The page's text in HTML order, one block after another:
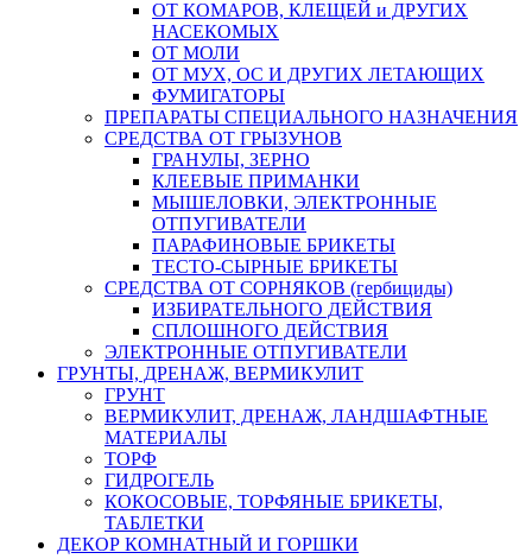
ОТ КОМАРОВ, КЛЕЩЕЙ и ДРУГИХ
НАСЕКОМЫХ
ОТ МОЛИ
ОТ МУХ, ОС И ДРУГИХ ЛЕТАЮЩИХ
ФУМИГАТОРЫ
ПРЕПАРАТЫ СПЕЦИАЛЬНОГО НАЗНАЧЕНИЯ
СРЕДСТВА ОТ ГРЫЗУНОВ
ГРАНУЛЫ, ЗЕРНО
КЛЕЕВЫЕ ПРИМАНКИ
МЫШЕЛОВКИ, ЭЛЕКТРОННЫЕ
ОТПУГИВАТЕЛИ
ПАРАФИНОВЫЕ БРИКЕТЫ
ТЕСТО-СЫРНЫЕ БРИКЕТЫ
СРЕДСТВА ОТ СОРНЯКОВ (гербициды)
ИЗБИРАТЕЛЬНОГО ДЕЙСТВИЯ
СПЛОШНОГО ДЕЙСТВИЯ
ЭЛЕКТРОННЫЕ ОТПУГИВАТЕЛИ
ГРУНТЫ, ДРЕНАЖ, ВЕРМИКУЛИТ
ГРУНТ
ВЕРМИКУЛИТ, ДРЕНАЖ, ЛАНДШАФТНЫЕ
МАТЕРИАЛЫ
ТОРФ
ГИДРОГЕЛЬ
КОКОСОВЫЕ, ТОРФЯНЫЕ БРИКЕТЫ,
ТАБЛЕТКИ
ДЕКОР КОМНАТНЫЙ И ГОРШКИ